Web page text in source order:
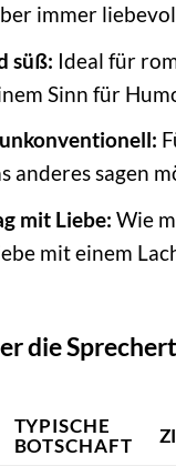
immer
süß: Ideal für
Sinn für
anderes sagen
mit Liebe: Wie
mit einem
die
TYPISCHE
BOTSCHAFT